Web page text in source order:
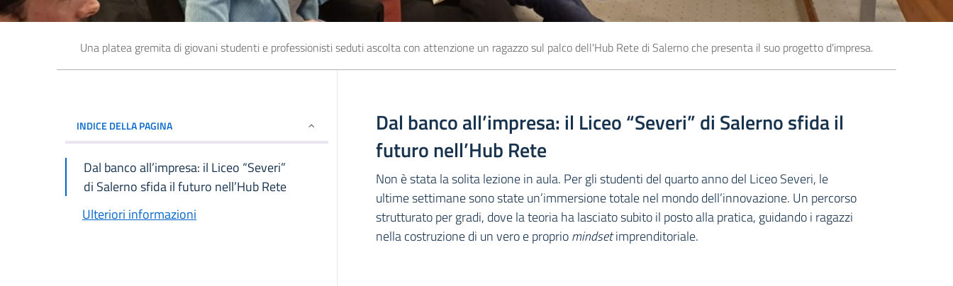
Una platea gremita di giovani studenti e professionisti seduti ascolta con attenzione un ragazzo sul palco dell'Hub Rete di Salerno che presenta il suo progetto d'impresa.
INDICE DELLA PAGINA
Dal banco all’impresa: il Liceo “Severi”
di Salerno sfida il futuro nell’Hub Rete
Ulteriori informazioni
Dal banco all’impresa: il Liceo “Severi” di Salerno sfida il
futuro nell’Hub Rete
Non è stata la solita lezione in aula. Per gli studenti del quarto anno del Liceo Severi, le
ultime settimane sono state un’immersione totale nel mondo dell’innovazione. Un percorso
strutturato per gradi, dove la teoria ha lasciato subito il posto alla pratica, guidando i ragazzi
nella costruzione di un vero e propriomindsetimprenditoriale.